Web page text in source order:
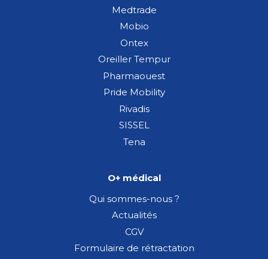
Medtrade
Mobio
Ontex
Oreiller Tempur
Pharmaouest
Pride Mobility
Rivadis
SISSEL
Tena
O+ médical
Qui sommes-nous ?
Actualités
CGV
Formulaire de rétractation